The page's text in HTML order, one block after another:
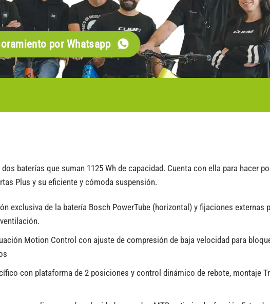
por Whatsapp
baterías que suman 1125 Wh de capacidad. Cuenta con ella para hacer
Plus y su eficiente y cómoda suspensión.
exclusiva de la batería Bosch PowerTube (horizontal) y fijaciones externas
Motion Control con ajuste de compresión de baja velocidad para
con plataforma de 2 posiciones y control dinámico de rebote, montaje